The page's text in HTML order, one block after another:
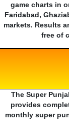
game charts in
Faridabad,
markets. Results
free of
The Super
provides
monthly super